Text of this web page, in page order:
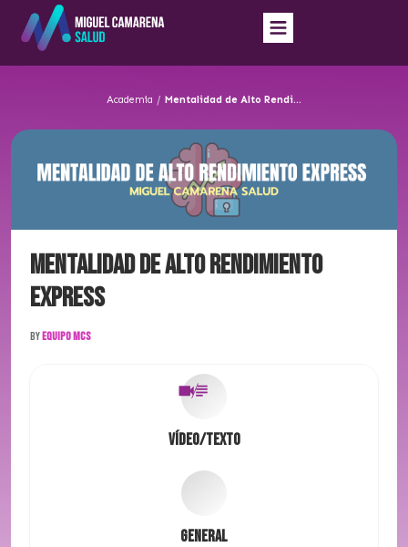
Academia / Mentalidad de Alto Rendimiento EXPRESS
Mentalidad de Alto Rendimiento
EXPRESS
ByEquipo MCS
Vídeo/Texto
General